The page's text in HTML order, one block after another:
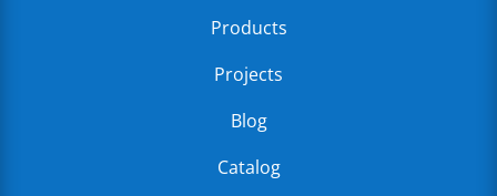
Products
Projects
Blog
Catalog